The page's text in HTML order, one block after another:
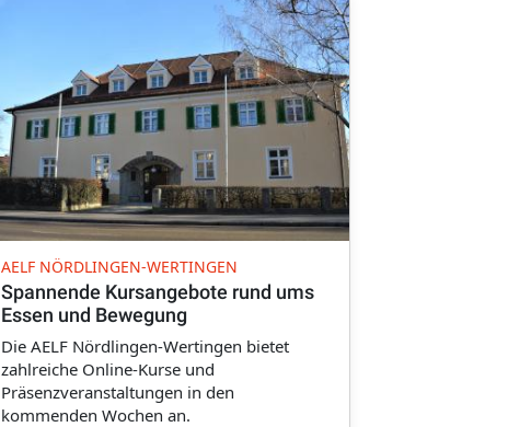
AELF NÖRDLINGEN-WERTINGEN
Spannende Kursangebote rund ums
Essen und Bewegung
Die AELF Nördlingen-Wertingen bietet
zahlreiche Online-Kurse und
Präsenzveranstaltungen in den
kommenden Wochen an.